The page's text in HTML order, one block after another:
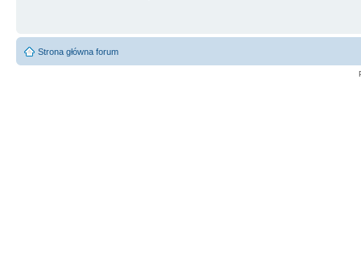
Strona główna forum